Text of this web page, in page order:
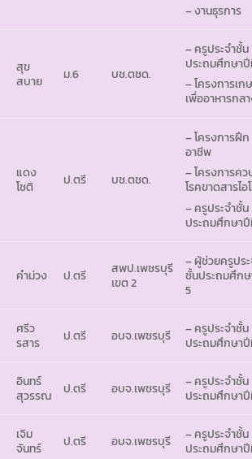
– งานธุรการ
สุข
สบาย
ม.6 บช.ตชด.
– ครูประจำชั้น
ประถมศึกษา
– โครงการเก
เพื่ออาหารกล
แดง
โชติ
ป.ตรี บช.ตชด.
– โครงการฝึก
อาชีพ
– โครงการค
โรคขาดสารไ
– ครูประจำชั้น
ประถมศึกษา
คำม่วง ป.ตรี
สพป.เพชรบุรี
เขต 2
– ผู้ช่วยครูปร
ชั้นประถมศึก
5
ศรีว
รสาร
ป.ตรี อบจ.เพชรบุรี
– ครูประจำชั้น
ประถมศึกษา
อินทร์
สุวรรณ
ป.ตรี อบจ.เพชรบุรี
– ครูประจำชั้น
ประถมศึกษา
เจิม
จันทร์
ป.ตรี อบจ.เพชรบุรี
– ครูประจำชั้น
ประถมศึกษาปี